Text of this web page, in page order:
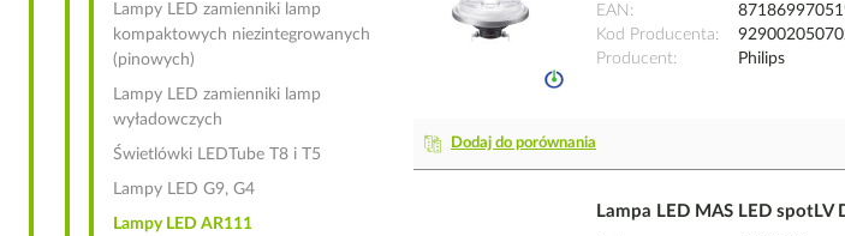
EAN
Kod Producenta
Producent
Philips
Dodaj do porównania
Lampa LED MAS LED
Lampy LED zamienniki lamp
kompaktowych niezintegrowanych
(pinowych)
Lampy LED zamienniki lamp
wyładowczych
Świetlówki LEDTube T8 i T5
Lampy LED G9, G4
Lampy LED AR111